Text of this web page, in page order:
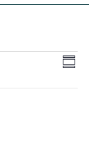
视
活
动
摘